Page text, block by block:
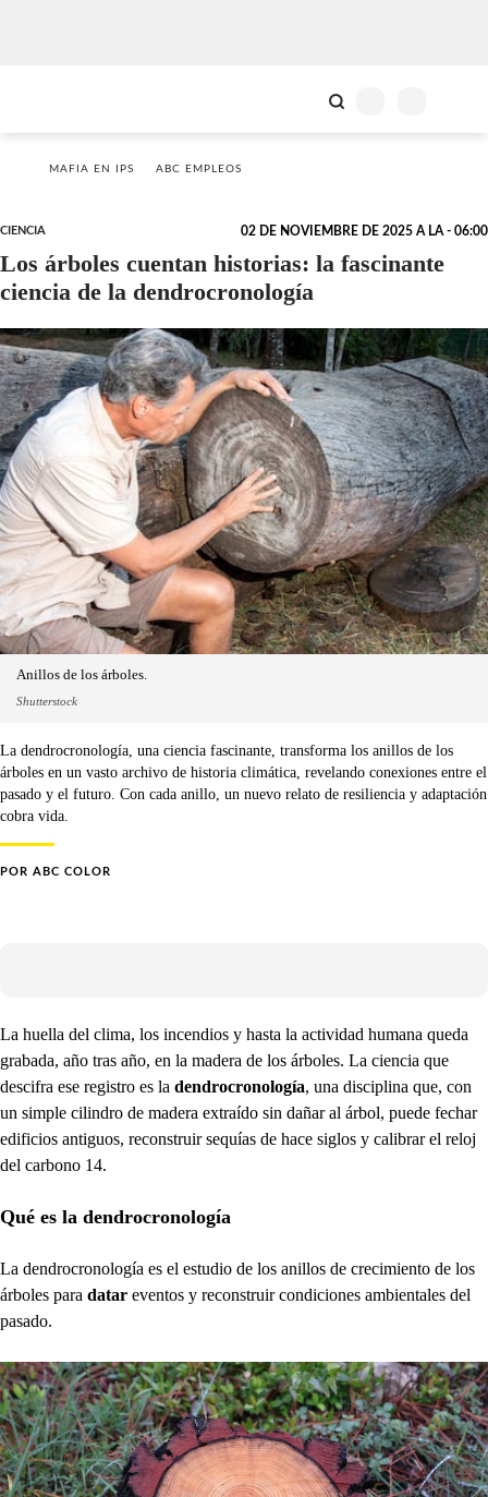
MAFIA EN IPS ABC EMPLEOS
CIENCIA 02 DE NOVIEMBRE DE 2025 A LA - 06:00
Los árboles cuentan historias: la fascinante
ciencia de la dendrocronología
Anillos de los árboles.
Shutterstock
La dendrocronología, una ciencia fascinante, transforma los anillos de los
árboles en un vasto archivo de historia climática, revelando conexiones entre el
pasado y el futuro. Con cada anillo, un nuevo relato de resiliencia y adaptación
cobra vida.
POR ABC COLOR
La huella del clima, los incendios y hasta la actividad humana queda
grabada, año tras año, en la madera de los árboles. La ciencia que
descifra ese registro es la dendrocronología, una disciplina que, con
un simple cilindro de madera extraído sin dañar al árbol, puede fechar
edificios antiguos, reconstruir sequías de hace siglos y calibrar el reloj
del carbono 14.
Qué es la dendrocronología
La dendrocronología es el estudio de los anillos de crecimiento de los
árboles para datar eventos y reconstruir condiciones ambientales del
pasado.